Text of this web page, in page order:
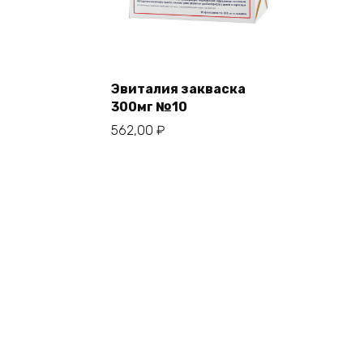
Эвиталия закваска
300мг №10
562,00 ₽